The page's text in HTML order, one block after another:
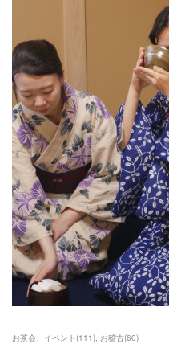
お茶会、イベント(111) お稽古(60)